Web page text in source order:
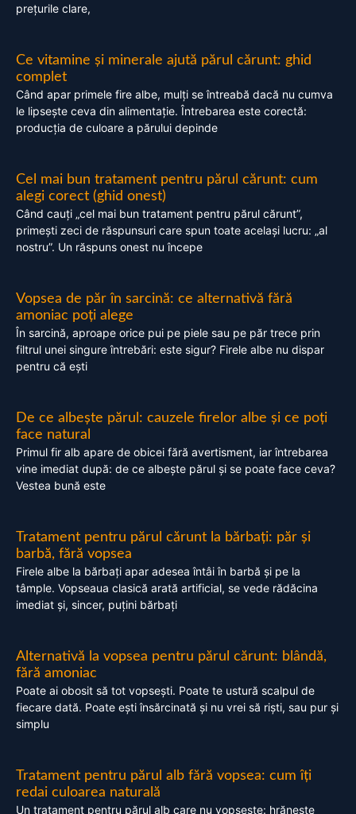
prețurile clare,
Ce vitamine și minerale ajută părul cărunt: ghid
complet
Când apar primele fire albe, mulți se întreabă dacă nu cumva
le lipsește ceva din alimentație. Întrebarea este corectă:
producția de culoare a părului depinde
Cel mai bun tratament pentru părul cărunt: cum
alegi corect (ghid onest)
Când cauți „cel mai bun tratament pentru părul cărunt”,
primești zeci de răspunsuri care spun toate același lucru: „al
nostru”. Un răspuns onest nu începe
Vopsea de păr în sarcină: ce alternativă fără
amoniac poți alege
În sarcină, aproape orice pui pe piele sau pe păr trece prin
filtrul unei singure întrebări: este sigur? Firele albe nu dispar
pentru că ești
De ce albește părul: cauzele firelor albe și ce poți
face natural
Primul fir alb apare de obicei fără avertisment, iar întrebarea
vine imediat după: de ce albește părul și se poate face ceva?
Vestea bună este
Tratament pentru părul cărunt la bărbați: păr și
barbă, fără vopsea
Firele albe la bărbați apar adesea întâi în barbă și pe la
tâmple. Vopseaua clasică arată artificial, se vede rădăcina
imediat și, sincer, puțini bărbați
Alternativă la vopsea pentru părul cărunt: blândă,
fără amoniac
Poate ai obosit să tot vopsești. Poate te ustură scalpul de
fiecare dată. Poate ești însărcinată și nu vrei să riști, sau pur și
simplu
Tratament pentru părul alb fără vopsea: cum îți
redai culoarea naturală
Un tratament pentru părul alb care nu vopsește: hrănește